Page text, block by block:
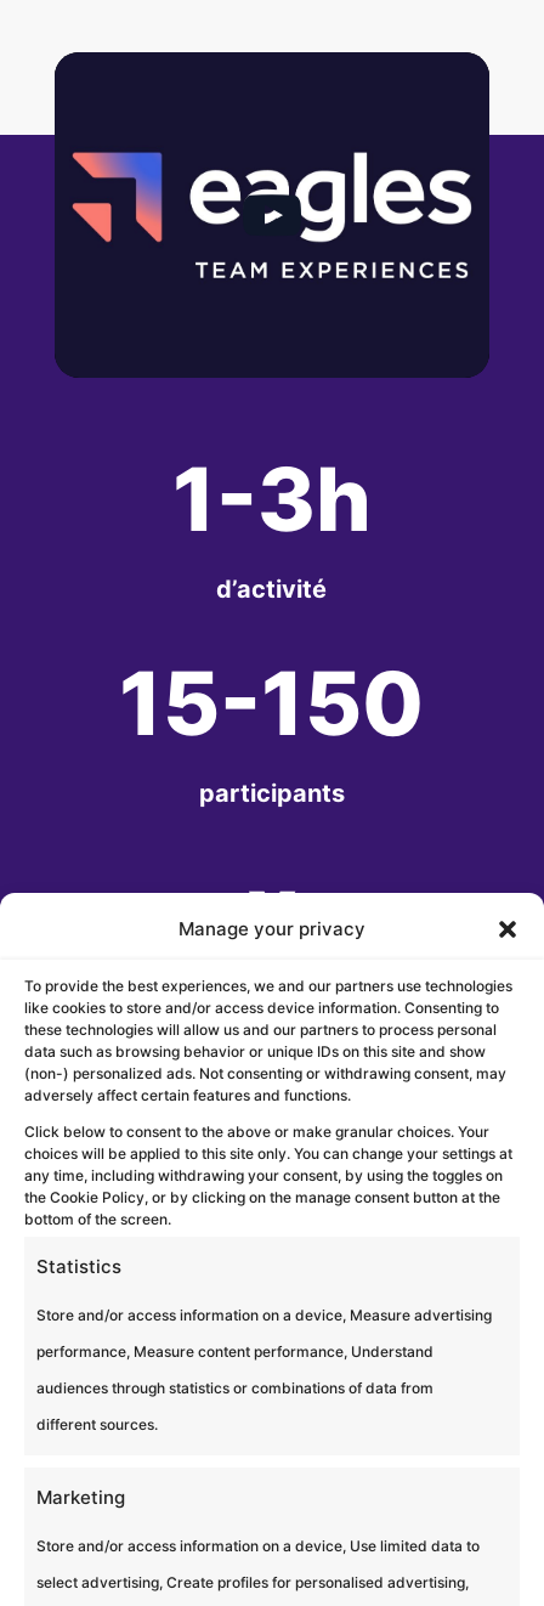
Manage your privacy
To provide the best experiences, we and our partners use technologies
like cookies to store and/or access device information. Consenting to
these technologies will allow us and our partners to process personal
data such as browsing behavior or unique IDs on this site and show
(non-) personalized ads. Not consenting or withdrawing consent, may
adversely affect certain features and functions.
Click below to consent to the above or make granular choices. Your
choices will be applied to this site only. You can change your settings at
any time, including withdrawing your consent, by using the toggles on
the Cookie Policy, or by clicking on the manage consent button at the
bottom of the screen.
Statistics
Store and/or access information on a device, Measure advertising
performance, Measure content performance, Understand
audiences through statistics or combinations of data from
different sources.
Marketing
Store and/or access information on a device, Use limited data to
select advertising, Create profiles for personalised advertising,
Cliquez pour accepter les cookies
marketing et activer ce contenu
1-3h
d’activité
15-150
participants
x
expériences réussies
Prix à partir de
XX € / pax
 Pourquoi Eagles?
Notre
expertise,
c’est le Team
building
